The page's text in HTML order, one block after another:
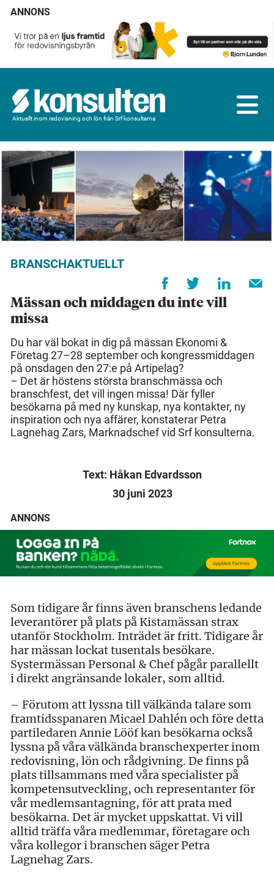
ANNONS
Aktuellt inom redovisning och lön från Srf konsulterna
BRANSCHAKTUELLT
Mässan och middagen du inte vill
missa
Du har väl bokat in dig på mässan Ekonomi &
Företag 27–28 september och kongressmiddagen
på onsdagen den 27:e på Artipelag?
– Det är höstens största branschmässa och
branschfest, det vill ingen missa! Där fyller
besökarna på med ny kunskap, nya kontakter, ny
inspiration och nya affärer, konstaterar Petra
Lagnehag Zars, Marknadschef vid Srf konsulterna.
Text: Håkan Edvardsson
30 juni 2023
ANNONS
Som tidigare år finns även branschens ledande
leverantörer på plats på Kistamässan strax
utanför Stockholm. Inträdet är fritt. Tidigare år
har mässan lockat tusentals besökare.
Systermässan Personal & Chef pågår parallellt
i direkt angränsande lokaler, som alltid.
– Förutom att lyssna till välkända talare som
framtidsspanaren Micael Dahlén och före detta
partiledaren Annie Lööf kan besökarna också
lyssna på våra välkända branschexperter inom
redovisning, lön och rådgivning. De finns på
plats tillsammans med våra specialister på
kompetensutveckling, och representanter för
vår medlemsantagning, för att prata med
besökarna. Det är mycket uppskattat. Vi vill
alltid träffa våra medlemmar, företagare och
våra kollegor i branschen säger Petra
Lagnehag Zars.